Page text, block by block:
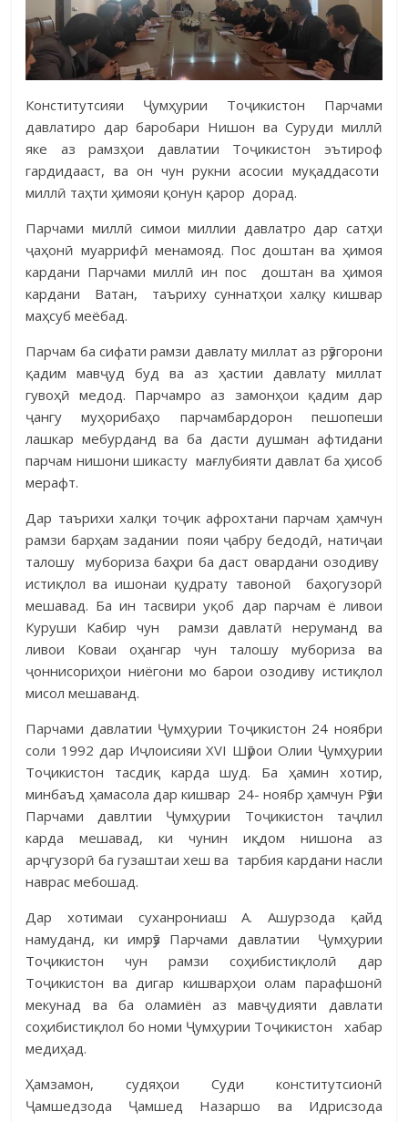
Конститутсияи Ҷумҳурии Тоҷикистон Парчами
давлатиро дар баробари Нишон ва Суруди миллӣ
яке аз рамзҳои давлатии Тоҷикистон эътироф
гардидааст, ва он чун рукни асосии муқаддасоти
миллӣ таҳти ҳимояи қонун қарор дорад.
Парчами миллӣ симои миллии давлатро дар сатҳи
ҷаҳонӣ муаррифӣ менамояд. Пос доштан ва ҳимоя
кардани Парчами миллӣ ин пос доштан ва ҳимоя
кардани Ватан, таъриху суннатҳои халқу кишвар
маҳсуб меёбад.
Парчам ба сифати рамзи давлату миллат аз рӯзгорони
қадим мавҷуд буд ва аз ҳастии давлату миллат
гувоҳӣ медод. Парчамро аз замонҳои қадим дар
ҷангу муҳорибаҳо парчамбардорон пешопеши
лашкар мебурданд ва ба дасти душман афтидани
парчам нишони шикасту мағлубияти давлат ба ҳисоб
мерафт.
Дар таърихи халқи тоҷик афрохтани парчам ҳамчун
рамзи барҳам задании пояи ҷабру бедодӣ, натиҷаи
талошу мубориза баҳри ба даст овардани озодиву
истиқлол ва ишонаи қудрату тавоноӣ баҳогузорӣ
мешавад. Ба ин тасвири уқоб дар парчам ё ливои
Куруши Кабир чун рамзи давлатӣ неруманд ва
ливои Коваи оҳангар чун талошу мубориза ва
ҷоннисориҳои ниёгони мо барои озодиву истиқлол
мисол мешаванд.
Парчами давлатии Ҷумҳурии Тоҷикистон 24 ноябри
соли 1992 дар Иҷлоисияи XVI Шӯрои Олии Ҷумҳурии
Тоҷикистон тасдиқ карда шуд. Ба ҳамин хотир,
минбаъд ҳамасола дар кишвар 24- ноябр ҳамчун Рӯзи
Парчами давлтии Ҷумҳурии Тоҷикистон таҷлил
карда мешавад, ки чунин иқдом нишона аз
арҷгузорӣ ба гузаштаи хеш ва тарбия кардани насли
наврас мебошад.
Дар хотимаи суханрониаш А. Ашурзода қайд
намуданд, ки имрӯз Парчами давлатии Ҷумҳурии
Тоҷикистон чун рамзи соҳибистиқлолӣ дар
Тоҷикистон ва дигар кишварҳои олам парафшонӣ
мекунад ва ба оламиён аз мавҷудияти давлати
соҳибистиқлол бо номи Ҷумҳурии Тоҷикистон хабар
медиҳад.
Ҳамзамон, судяҳои Суди конститутсионӣ
Ҷамшедзода Ҷамшед Назаршо ва Идрисзода